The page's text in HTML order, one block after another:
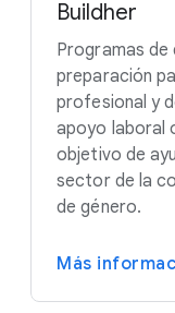
Buildher
Programas
preparación
profesional y
apoyo laboral
objetivo de
sector de la
de género.
Más